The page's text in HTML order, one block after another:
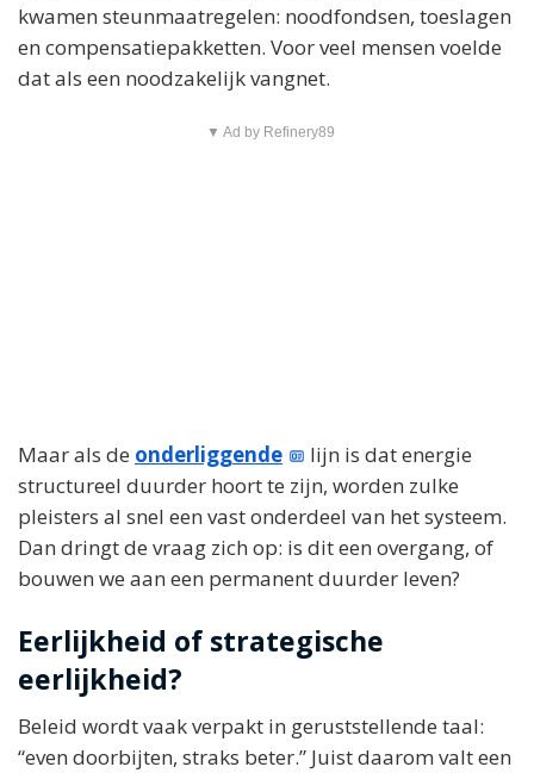
kwamen steunmaatregelen: noodfondsen, toeslagen
en compensatiepakketten. Voor veel mensen voelde
dat als een noodzakelijk vangnet.
▼ Ad by Refinery89
Maar als de onderliggende
lijn is dat energie
structureel duurder hoort te zijn, worden zulke
pleisters al snel een vast onderdeel van het systeem.
Dan dringt de vraag zich op: is dit een overgang, of
bouwen we aan een permanent duurder leven?
Eerlijkheid of strategische
eerlijkheid?
Beleid wordt vaak verpakt in geruststellende taal:
“even doorbijten, straks beter.” Juist daarom valt een